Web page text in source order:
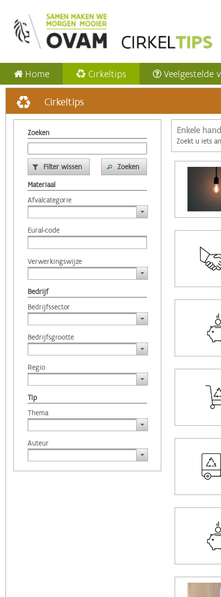
Home Cirkeltips Veelgestelde
Cirkeltips
Zoeken
Filter wissen
Zoeken
Materiaal
Afvalcategorie
Eural-code
Verwerkingswijze
Bedrijf
Bedrijfssector
Bedrijfsgrootte
Regio
Tip
Thema
Auteur
Enkele
Zoekt u iets